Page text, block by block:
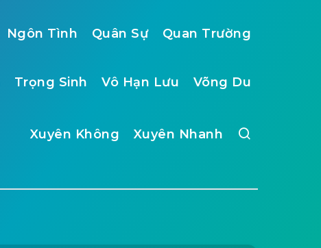
Ngôn Tình Quân Sự Quan Trường
Trọng Sinh Vô Hạn Lưu Võng Du
Xuyên Không Xuyên Nhanh